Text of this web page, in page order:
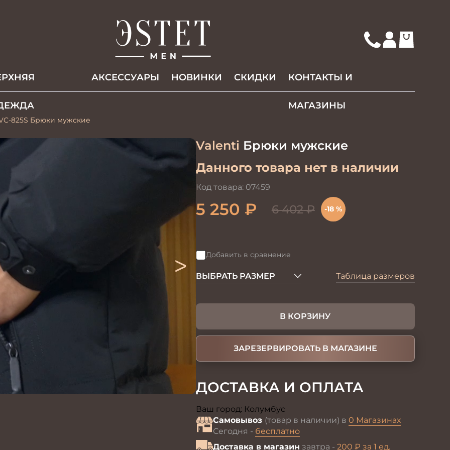
АКCЕССУАРЫ НОВИНКИ СКИДКИ КОНТАКТЫ И
МАГАЗИНЫ
825S Брюки мужские
>
Valenti Брюки мужские
Данного товара нет в наличии
Код товара: 07459
5 250 ₽ 6 402₽ -18 %
Добавить в сравнение
ВЫБРАТЬ РАЗМЕР Таблица размеров
В КОРЗИНУ
ЗАРЕЗЕРВИРОВАТЬ В МАГАЗИНЕ
ДОСТАВКА И ОПЛАТА
Ваш город: Колумбус
Самовывоз (товар в наличии) в 0 Магазинах
Сегодня - бесплатно
Доставка в магазин завтра - 200 ₽ за 1 ед.